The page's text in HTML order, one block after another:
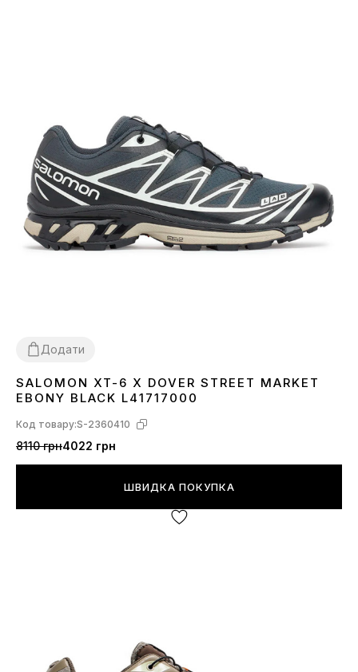
Додати
414243
SALOMON XT-6 X DOVER STREET MARKET
EBONY BLACK L41717000
Код товару:S-2360410
8110 грн4022 грн
ШВИДКА ПОКУПКА